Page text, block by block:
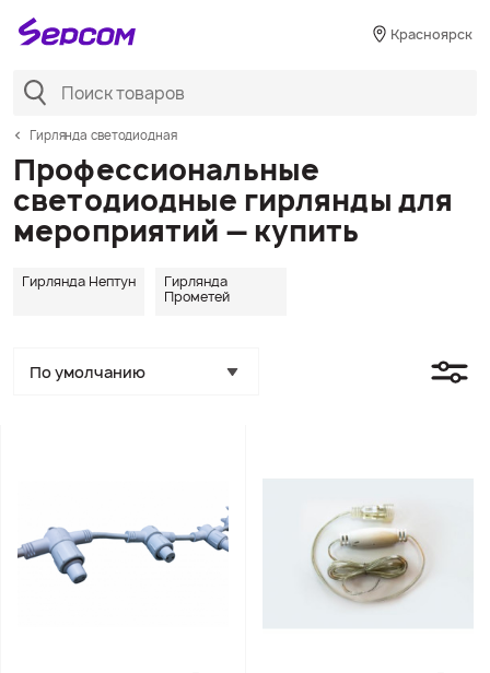
Красноярск
Гирлянда светодиодная
Профессиональные
светодиодные гирлянды для
мероприятий — купить
Гирлянда Нептун
Гирлянда
Прометей
По умолчанию